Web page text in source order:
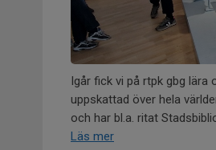
Igår fick vi på rtpk gbg lära
uppskattad över hela
och har bl.a. ritat
Läs mer